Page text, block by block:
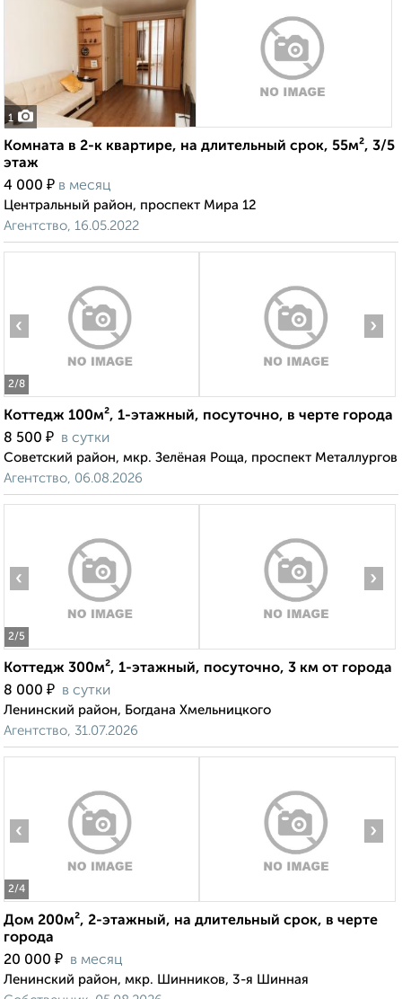
1
Комната в 2-к квартире, на длительный срок, 55м², 3/5
этаж
4 000 ₽ в месяц
Центральный район, проспект Мира 12
Агентство, 16.05.2022
2/8
‹ ›
Коттедж 100м², 1-этажный, посуточно, в черте города
8 500 ₽ в сутки
Советский район, мкр. Зелёная Роща, проспект Металлургов
Агентство, 06.08.2026
2/5
‹ ›
Коттедж 300м², 1-этажный, посуточно, 3 км от города
8 000 ₽ в сутки
Ленинский район, Богдана Хмельницкого
Агентство, 31.07.2026
2/4
‹ ›
Дом 200м², 2-этажный, на длительный срок, в черте
города
20 000 ₽ в месяц
Ленинский район, мкр. Шинников, 3-я Шинная